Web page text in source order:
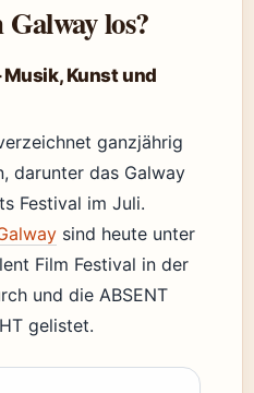
los?
Musik, Kunst und
ganzjährig
darunter das Galway
Festival im Juli.
sind heute unter
Film Festival in der
und die ABSENT
gelistet.